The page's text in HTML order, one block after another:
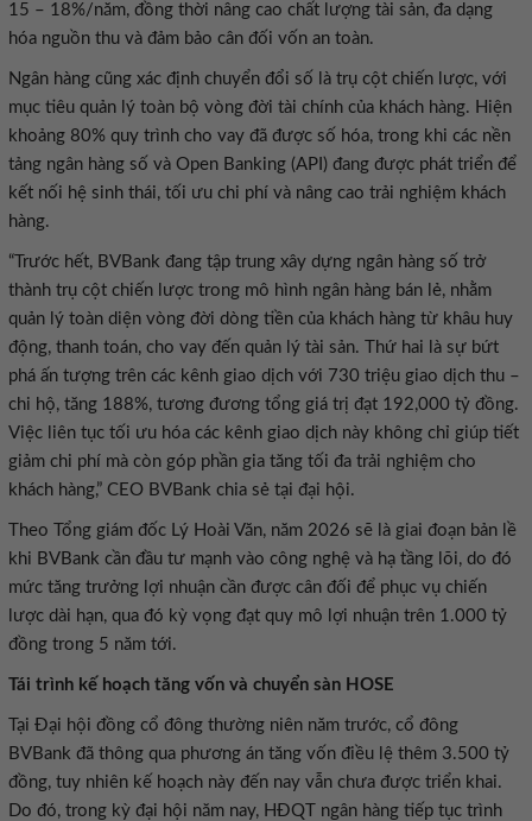
15 – 18%/năm, đồng thời nâng cao chất lượng tài sản, đa dạng
hóa nguồn thu và đảm bảo cân đối vốn an toàn.
Ngân hàng cũng xác định chuyển đổi số là trụ cột chiến lược, với
mục tiêu quản lý toàn bộ vòng đời tài chính của khách hàng. Hiện
khoảng 80% quy trình cho vay đã được số hóa, trong khi các nền
tảng ngân hàng số và Open Banking (API) đang được phát triển để
kết nối hệ sinh thái, tối ưu chi phí và nâng cao trải nghiệm khách
hàng.
“Trước hết, BVBank đang tập trung xây dựng ngân hàng số trở
thành trụ cột chiến lược trong mô hình ngân hàng bán lẻ, nhằm
quản lý toàn diện vòng đời dòng tiền của khách hàng từ khâu huy
động, thanh toán, cho vay đến quản lý tài sản. Thứ hai là sự bứt
phá ấn tượng trên các kênh giao dịch với 730 triệu giao dịch thu –
chi hộ, tăng 188%, tương đương tổng giá trị đạt 192,000 tỷ đồng.
Việc liên tục tối ưu hóa các kênh giao dịch này không chỉ giúp tiết
giảm chi phí mà còn góp phần gia tăng tối đa trải nghiệm cho
khách hàng,” CEO BVBank chia sẻ tại đại hội.
Theo Tổng giám đốc Lý Hoài Văn, năm 2026 sẽ là giai đoạn bản lề
khi BVBank cần đầu tư mạnh vào công nghệ và hạ tầng lõi, do đó
mức tăng trưởng lợi nhuận cần được cân đối để phục vụ chiến
lược dài hạn, qua đó kỳ vọng đạt quy mô lợi nhuận trên 1.000 tỷ
đồng trong 5 năm tới.
Tái trình kế hoạch tăng vốn và chuyển sàn HOSE
Tại Đại hội đồng cổ đông thường niên năm trước, cổ đông
BVBank đã thông qua phương án tăng vốn điều lệ thêm 3.500 tỷ
đồng, tuy nhiên kế hoạch này đến nay vẫn chưa được triển khai.
Do đó, trong kỳ đại hội năm nay, HĐQT ngân hàng tiếp tục trình